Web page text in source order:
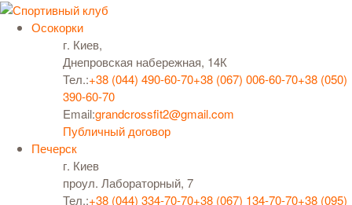
Осокорки
г. Киев,
Днепровская набережная, 14К
Тел.:+38 (044) 490-60-70+38 (067) 006-60-70+38 (050)
390-60-70
Email:grandcrossfit2@gmail.com
Публичный договор
Печерск
г. Киев
проул. Лабораторный, 7
Тел.:+38 (044) 334-70-70+38 (067) 134-70-70+38 (095)